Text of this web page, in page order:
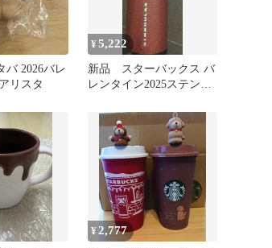
バ 2026バレ
リスタ
¥5,222
新品 スターバックス バ
レンタイン2025ステンレ
355ml
¥ 2,777